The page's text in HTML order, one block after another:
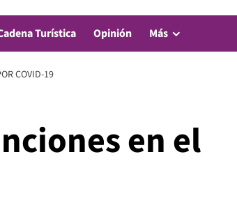
Turística Opinión Más
COVID-19
en el